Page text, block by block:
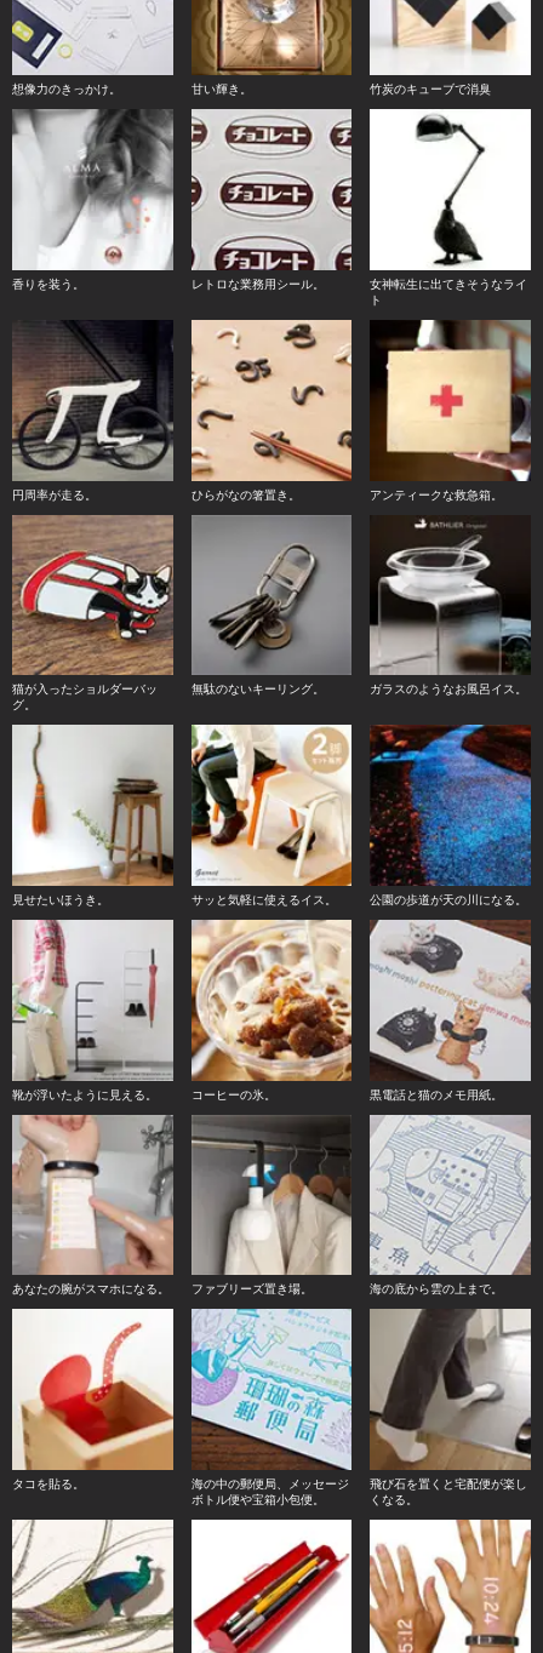
想像力のきっかけ。 甘い輝き。 竹炭のキューブで消臭
香りを装う。 レトロな業務用シール。
女神転生に出てきそうなライ
ト
円周率が走る。 ひらがなの箸置き。 アンティークな救急箱。
猫が入ったショルダーバッ
グ。
無駄のないキーリング。 ガラスのようなお風呂イス。
見せたいほうき。 サッと気軽に使えるイス。 公園の歩道が天の川になる。
靴が浮いたように見える。 コーヒーの氷。 黒電話と猫のメモ用紙。
あなたの腕がスマホになる。 ファブリーズ置き場。 海の底から雲の上まで。
タコを貼る。
海の中の郵便局、メッセージ
ボトル便や宝箱小包便。
飛び石を置くと宅配便が楽し
くなる。